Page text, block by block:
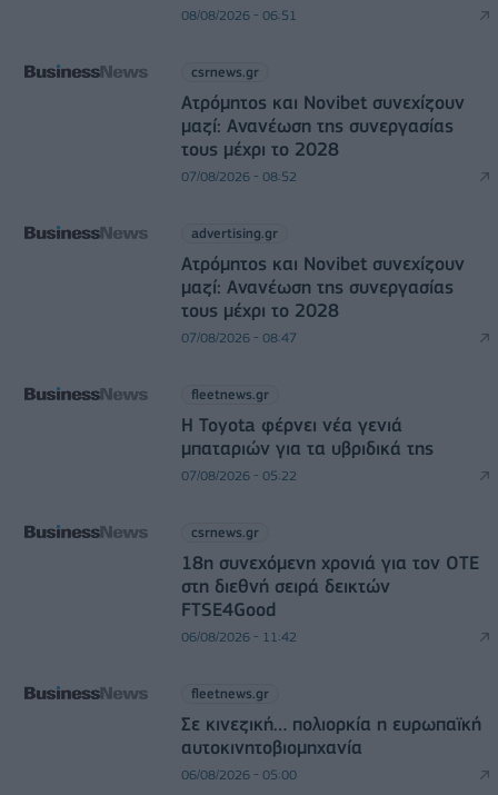
08/08/2026 - 06:51
csrnews.gr
Ατρόμητος και Novibet συνεχίζουν
μαζί: Ανανέωση της συνεργασίας
τους μέχρι το 2028
07/08/2026 - 08:52
advertising.gr
Ατρόμητος και Novibet συνεχίζουν
μαζί: Ανανέωση της συνεργασίας
τους μέχρι το 2028
07/08/2026 - 08:47
fleetnews.gr
Η Toyota φέρνει νέα γενιά
μπαταριών για τα υβριδικά της
07/08/2026 - 05:22
csrnews.gr
18η συνεχόμενη χρονιά για τον ΟΤΕ
στη διεθνή σειρά δεικτών
FTSE4Good
06/08/2026 - 11:42
fleetnews.gr
Σε κινεζική… πολιορκία η ευρωπαϊκή
αυτοκινητοβιομηχανία
06/08/2026 - 05:00